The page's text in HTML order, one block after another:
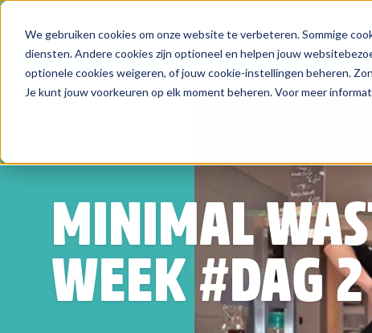
We gebruiken cookies om onze website te verbeteren. Sommige
diensten. Andere cookies zijn optioneel en helpen jouw
optionele cookies weigeren, of jouw cookie-instellingen beheren.
Je kunt jouw voorkeuren op elk moment beheren. Voor meer
Zoeken
MINIMAL
WEEK #DAG 2